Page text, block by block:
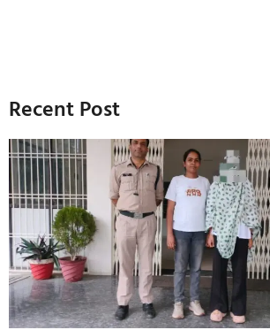
Recent Post